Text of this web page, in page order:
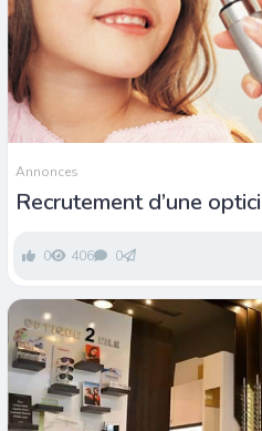
Annonces
Recrutement d’une
0 406 0